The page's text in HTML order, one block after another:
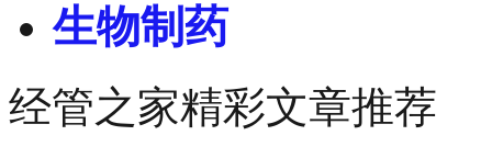
生物制药
经管之家精彩文章推荐